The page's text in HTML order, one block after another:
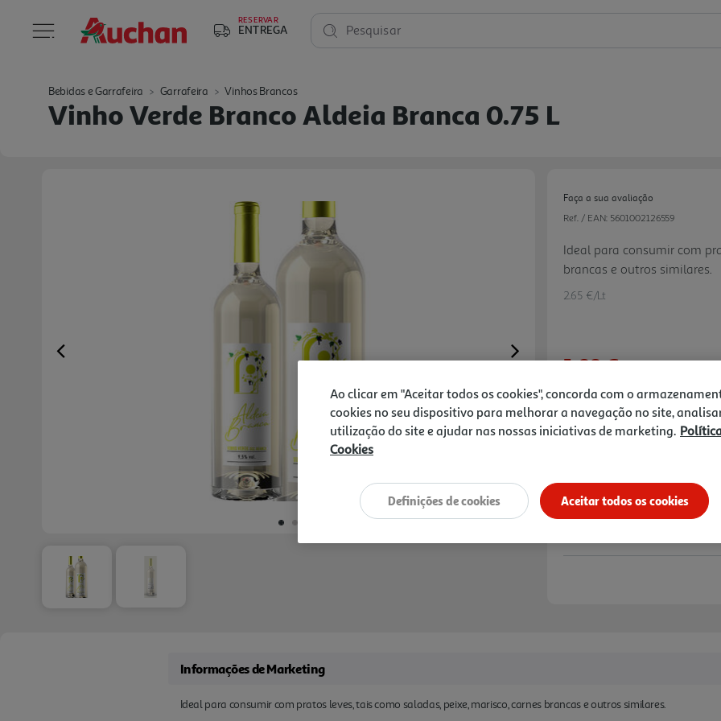
RESERVAR
ENTREGA Pesquisar
Bebidas e Garrafeira Garrafeira Vinhos Brancos
Vinho Verde Branco Aldeia Branca 0.75 L
Previous Next
Faça a sua avaliação
Ref. / EAN: 5601002126559
Ideal para consumir com
brancas e outros similares.
2.65 €/Lt
1,99 €
Notas de preparação
Informações de Marketing
Ideal para consumir com pratos leves, tais como saladas, peixe, marisco, carnes brancas e outros similares.
Ao clicar em "Aceitar todos os cookies", concorda com o
cookies no seu dispositivo para melhorar a navegação no site,
utilização do site e ajudar nas nossas iniciativas de marketing.
Cookies
Aceitar todos os cookies
Definições de cookies